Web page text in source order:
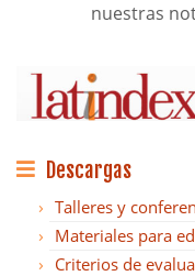
nuestras
Descargas
Talleres y
Materiales para
Criterios de